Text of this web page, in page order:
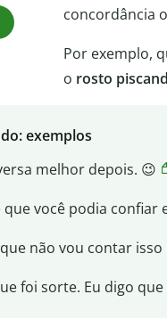
concordância
Por exemplo,
o rosto
exemplos
melhor depois. 😉
que você podia confiar
não vou contar
foi sorte. Eu digo